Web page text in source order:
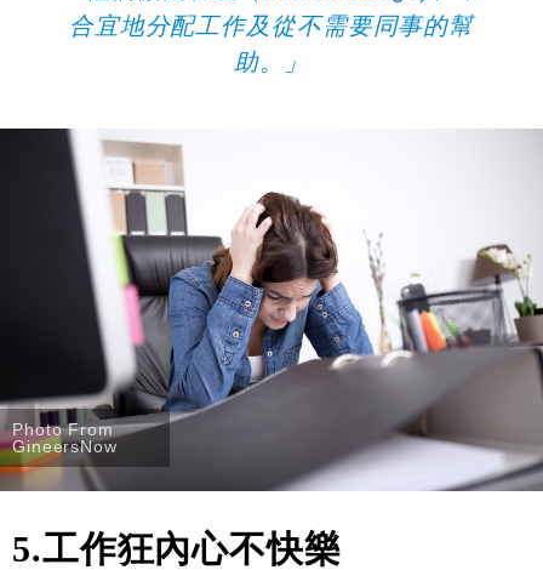
合宜地分配工作及從不需要同事的幫
助。」
Photo From
GineersNow
5.工作狂內心不快樂